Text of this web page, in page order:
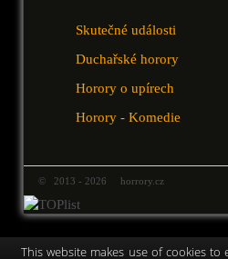
Skutečné události
Duchařské horory
Horory o upírech
Horory - Komedie
© 2013 - 2026 horrory.cz
This website makes use of cookies